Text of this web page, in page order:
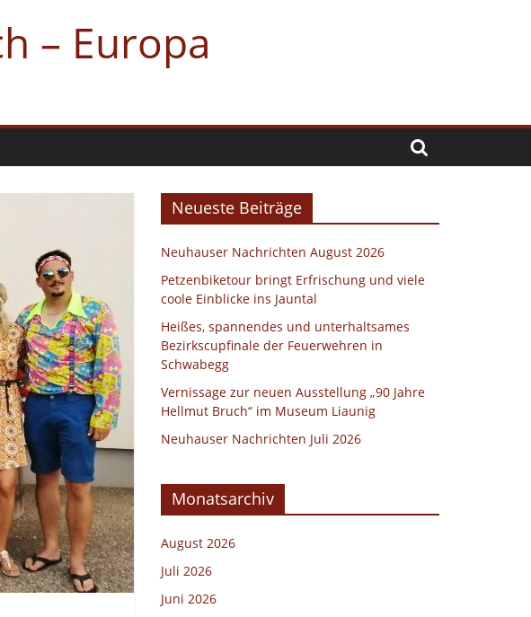
– Europa
Neueste Beiträge
Neuhauser Nachrichten August 2026
Petzenbiketour bringt Erfrischung und viele
coole Einblicke ins Jauntal
Heißes, spannendes und unterhaltsames
Bezirkscupfinale der Feuerwehren in
Schwabegg
Vernissage zur neuen Ausstellung „90 Jahre
Hellmut Bruch“ im Museum Liaunig
Neuhauser Nachrichten Juli 2026
Monatsarchiv
August 2026
Juli 2026
Juni 2026